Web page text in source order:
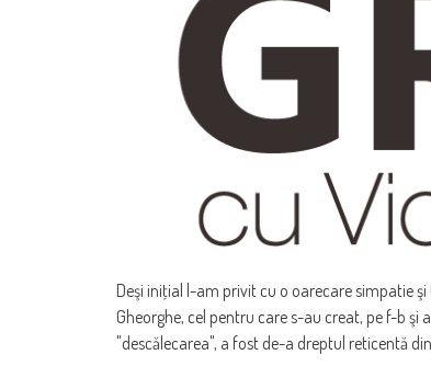
Deşi iniţial l-am privit cu o oarecare simpatie
Gheorghe, cel pentru care s-au creat, pe f-b şi
"descălecarea", a fost de-a dreptul reticentă